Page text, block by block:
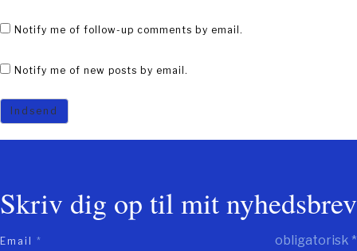
Notify me of follow-up comments by email.
Notify me of new posts by email.
Skriv dig op til mit nyhedsbrev
*
obligatorisk
Email *